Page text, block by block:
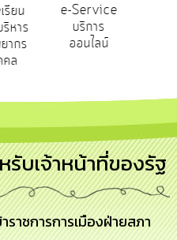
รียน
หาร
ากร
ล
e-Service
บริการ
ออนไลน์
รับเจ้าหน้าที่ของรัฐ
ราชการการเมืองฝ่ายสภา